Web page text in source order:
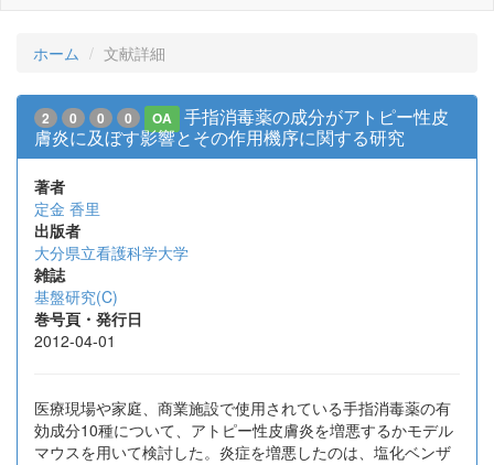
ホーム 文献詳細
2 0 0 0 OA
手指消毒薬の成分がアトピー性皮
膚炎に及ぼす影響とその作用機序に関する研究
著者
定金 香里
出版者
大分県立看護科学大学
雑誌
基盤研究(C)
巻号頁・発行日
2012-04-01
医療現場や家庭、商業施設で使用されている手指消毒薬の有
効成分10種について、アトピー性皮膚炎を増悪するかモデル
マウスを用いて検討した。炎症を増悪したのは、塩化ベンザ